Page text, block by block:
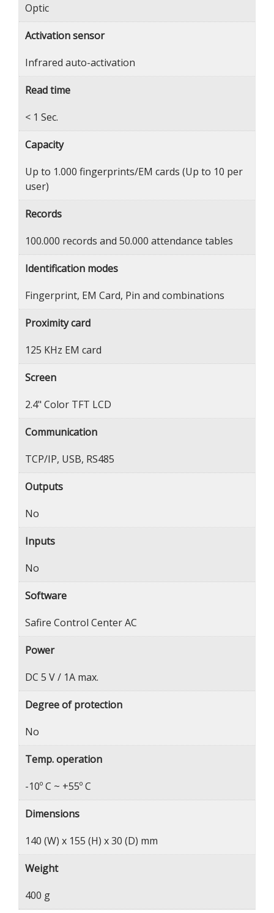
Optic
Activation sensor
Infrared auto-activation
Read time
< 1 Sec.
Capacity
Up to 1.000 fingerprints/EM cards (Up to 10 per
user)
Records
100.000 records and 50.000 attendance tables
Identification modes
Fingerprint, EM Card, Pin and combinations
Proximity card
125 KHz EM card
Screen
2.4" Color TFT LCD
Communication
TCP/IP, USB, RS485
Outputs
No
Inputs
No
Software
Safire Control Center AC
Power
DC 5 V / 1A max.
Degree of protection
No
Temp. operation
-10º C ~ +55º C
Dimensions
140 (W) x 155 (H) x 30 (D) mm
Weight
400 g